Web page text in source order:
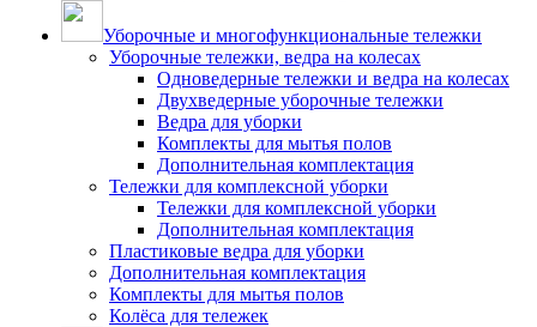
Уборочные и многофункциональные тележки
Уборочные тележки, ведра на колесах
Одноведерные тележки и ведра на колесах
Двухведерные уборочные тележки
Ведра для уборки
Комплекты для мытья полов
Дополнительная комплектация
Тележки для комплексной уборки
Тележки для комплексной уборки
Дополнительная комплектация
Пластиковые ведра для уборки
Дополнительная комплектация
Комплекты для мытья полов
Колёса для тележек